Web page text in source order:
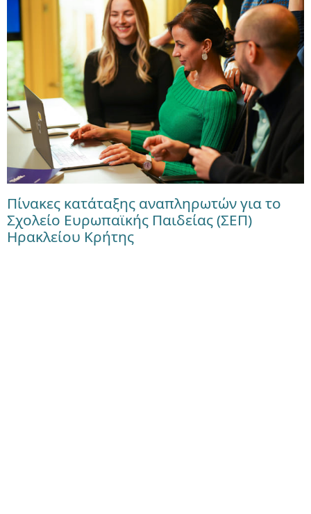
Πίνακες κατάταξης αναπληρωτών για το
Σχολείο Ευρωπαϊκής Παιδείας (ΣΕΠ)
Ηρακλείου Κρήτης